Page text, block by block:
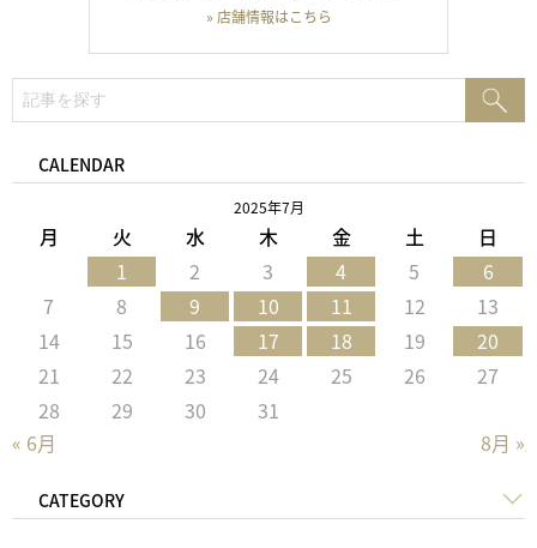
» 店舗情報はこちら
索:
CALENDAR
2025年7月
月 火 水 木 金 土 日
« 6月 8月 »
1 2 3 4 5
6
7
8 9 10 11 12
13
14
15 16 17 18 19
20
21
22 23 24 25 26
27
28
29 30 31
CATEGORY